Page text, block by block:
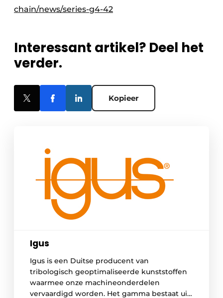
chain/news/series-g4-42
Interessant artikel? Deel het
verder.
Kopieer
Igus
Igus is een Duitse producent van
tribologisch geoptimaliseerde kunststoffen
waarmee onze machineonderdelen
vervaardigd worden. Het gamma bestaat uit